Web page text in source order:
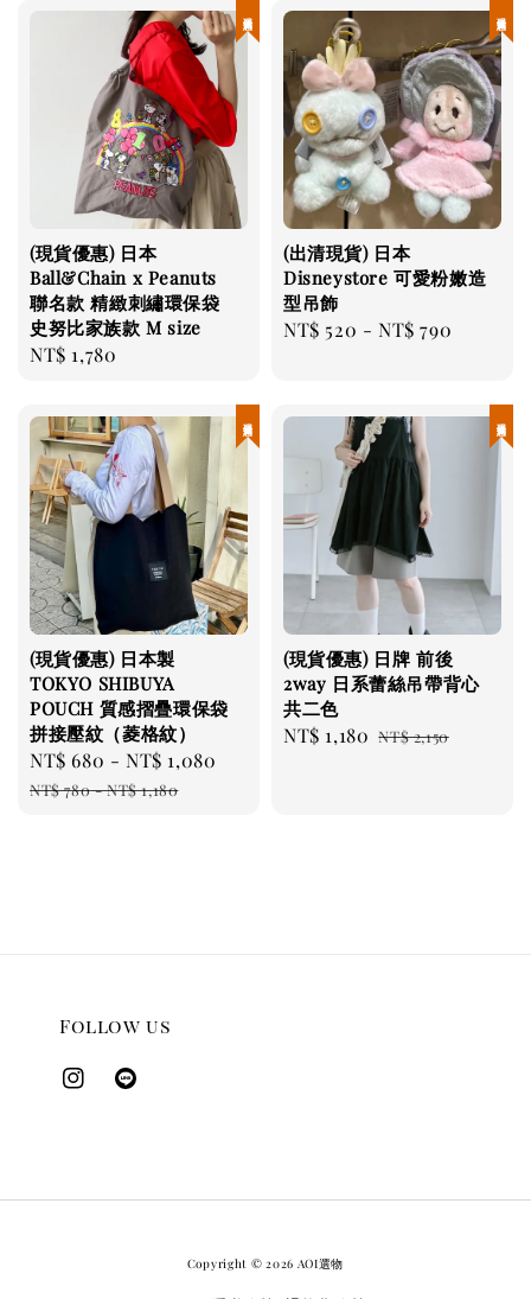
(現貨優惠) 日本
Ball&Chain x Peanuts
聯名款 精緻刺繡環保袋
史努比家族款 M size
Regular
NT$ 1,780
(出清現貨) 日本
Disneystore 可愛粉嫩造
型吊飾
Regular
NT$ 520 -NT$ 790
(現貨優惠) 日本製
TOKYO SHIBUYA
POUCH 質感摺疊環保袋
拼接壓紋（菱格紋）
Sale
price
NT$ 680 -NT$ 1,080
NT$ 780-NT$ 1,180
(現貨優惠) 日牌 前後
2way 日系蕾絲吊帶背心
共二色
Sale
NT$ 1,180 Regular
NT$ 2,150
Follow us
Copyright © 2026 AOI選物